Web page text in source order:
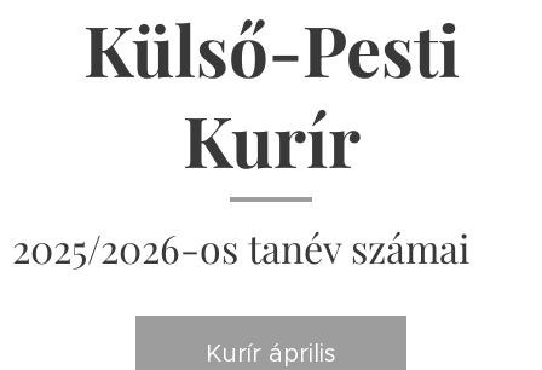
Külső-Pesti
Kurír
2025/2026-os tanév számai
Kurír április